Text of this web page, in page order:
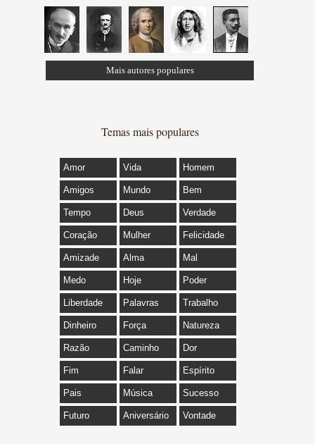
Mais autores populares
Temas mais populares
Amor Vida Homem
Amigos Mundo Bem
Tempo Deus Verdade
Coração Mulher Felicidade
Amizade Alma Mal
Medo Hoje Poder
Liberdade Palavras Trabalho
Dinheiro Força Natureza
Razão Caminho Dor
Fim Falar Espírito
Pais Música Sucesso
Futuro Aniversário Vontade